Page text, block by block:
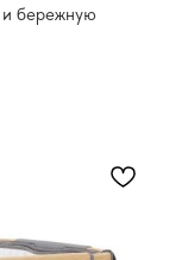
и бережную